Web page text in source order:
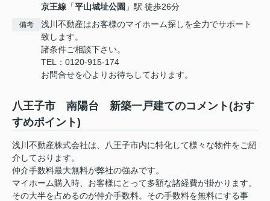
京王線 「平山城址公園 」駅 徒歩26分
備考
浅川不動産はお客様のマイホーム探しを全力でサポート
致します。
諸条件ご相談下さい。
TEL：0120-915-174
お問合せを心よりお待ちしております。
八王子市 南陽台 新築一戸建てのコメント(おす
すめポイント)
浅川不動産株式会社は、八王子市内に特化して様々な物件をご紹
介しております。
仲介手数料最大無料が弊社の強みです。
マイホーム購入時、お客様にとって多額な諸経費が掛かります。
その大半を占めるのが仲介手数料。その手数料を無料にする事